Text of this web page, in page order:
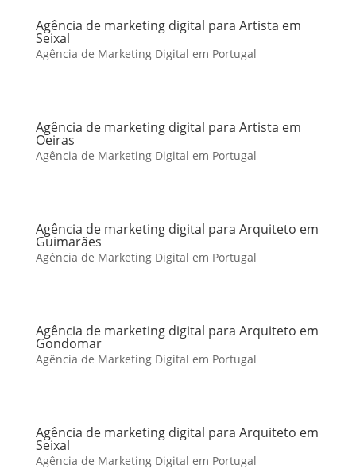
Agência de marketing digital para Artista em
Seixal
Agência de Marketing Digital em Portugal
Agência de marketing digital para Artista em
Oeiras
Agência de Marketing Digital em Portugal
Agência de marketing digital para Arquiteto em
Guimarães
Agência de Marketing Digital em Portugal
Agência de marketing digital para Arquiteto em
Gondomar
Agência de Marketing Digital em Portugal
Agência de marketing digital para Arquiteto em
Seixal
Agência de Marketing Digital em Portugal